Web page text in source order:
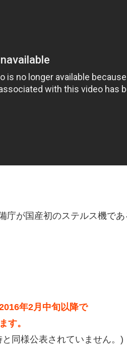
庁が国産初のステルス機であ
年2月中旬以降で
す。
同様公表されていません。)